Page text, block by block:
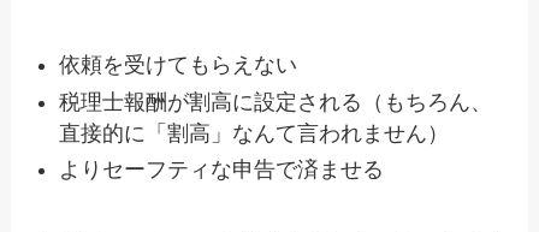
依頼を受けてもらえない
税理士報酬が割高に設定される（もちろん、
直接的に「割高」なんて言われません）
よりセーフティな申告で済ませる